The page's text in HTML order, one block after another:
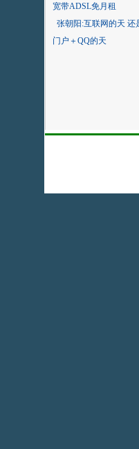
宽带ADSL免月租
张朝阳:互联网的天 还
门户＋QQ的天